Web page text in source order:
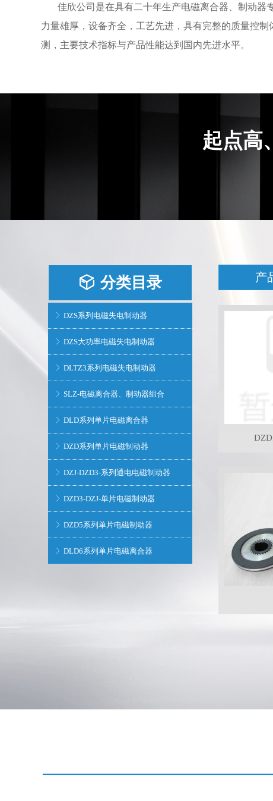
产
ꁦ 分类目录
ꁕ DZS系列电磁失电制动器
ꁕ DZS大功率电磁失电制动器
ꁕ DLTZ3系列电磁失电制动器
ꁕ SLZ-电磁离合器、制动器组合
ꁕ DLD系列单片电磁离合器
ꁕ DZD系列单片电磁制动器
ꁕ DZJ-DZD3-系列通电电磁制动器
ꁕ DZD3-DZJ-单片电磁制动器
ꁕ DZD5系列单片电磁制动器
ꁕ DLD6系列单片电磁离合器
起点高
佳欣公司是在具有二十年生产电磁离合器、制动器
力量雄厚，设备齐全，工艺先进，具有完整的质量控
测，主要技术指标与产品性能达到国内先进水平。